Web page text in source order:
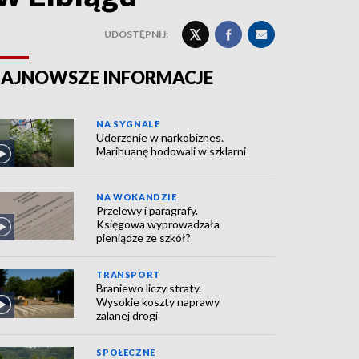
UDOSTĘPNIJ:
INFORMACJE
NA SYGNALE
Uderzenie w narkobiznes.
Marihuanę hodowali w szklarni
NA WOKANDZIE
Przelewy i paragrafy.
Księgowa wyprowadzała
pieniądze ze szkół?
TRANSPORT
Braniewo liczy straty.
Wysokie koszty naprawy
zalanej drogi
SPOŁECZNE